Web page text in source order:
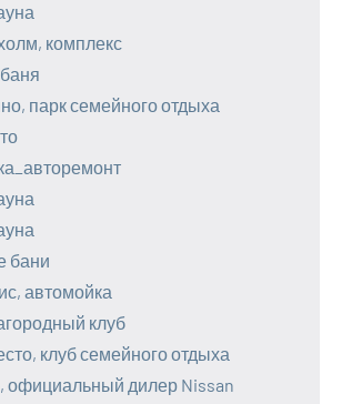
комплекс
парк семейного отдыха
бани
автомойка
клуб
клуб семейного отдыха
официальный дилер Nissan